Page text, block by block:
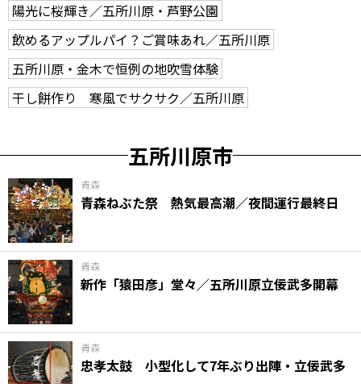
陽光に桜輝き／五所川原・芦野公園
飲めるアップルパイ？ご賞味あれ／五所川原
五所川原・金木で恒例の地吹雪体験
干し餅作り 寒風でサクサク／五所川原
五所川原市
青森
青森ねぶた祭 熱気最高潮／夜間運行最終日
青森
新作「猿田彦」堂々／五所川原立佞武多開幕
青森
忠孝太鼓 小型化して7年ぶり出陣・立佞武多